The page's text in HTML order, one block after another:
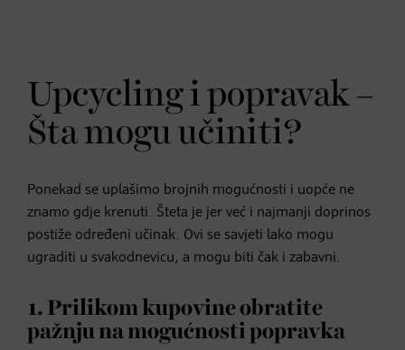
Upcycling i popravak –
Šta mogu učiniti?
Ponekad se uplašimo brojnih mogućnosti i uopće ne
znamo gdje krenuti. Šteta je jer već i najmanji doprinos
postiže određeni učinak. Ovi se savjeti lako mogu
ugraditi u svakodnevicu, a mogu biti čak i zabavni.
1. Prilikom kupovine obratite
pažnju na mogućnosti popravka